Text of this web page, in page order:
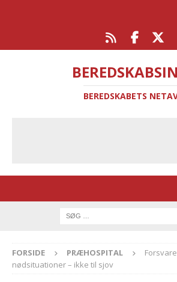
BEREDSKABETS
FORSIDE PRÆHOSPITAL
nødsituationer – ikke til sjov